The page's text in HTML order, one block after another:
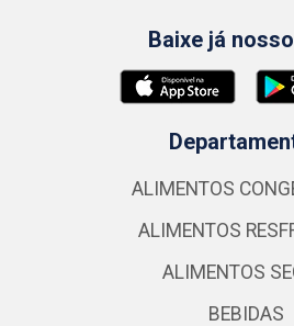
Baixe já
ALIMENTOS
ALIMENTOS
ALIMENTOS
BEBIDAS